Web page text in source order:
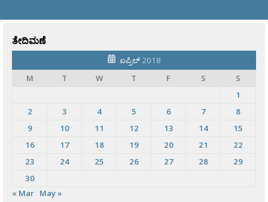
ತೇದಿಮಣೆ
ಏಪ್ರಿಲ್ 2018
M
T W T F S
S
1
2
3 4 5 6 7
8
9
10 11 12 13 14
15
16
17 18 19 20 21
22
23
24 25 26 27 28
29
30
« Mar May »